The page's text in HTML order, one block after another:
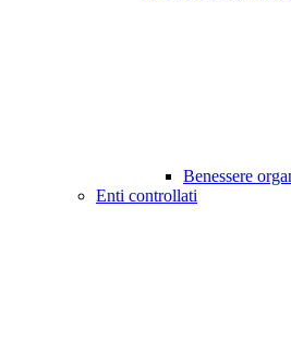
Benessere
Enti controllati